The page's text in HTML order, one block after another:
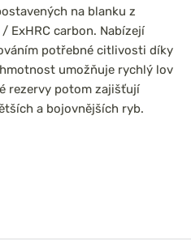
na blanku z
ExHRC carbon. Nabízejí
potřebné citlivosti díky
umožňuje rychlý lov
rezervy potom zajišťují
a bojovnějších ryb.